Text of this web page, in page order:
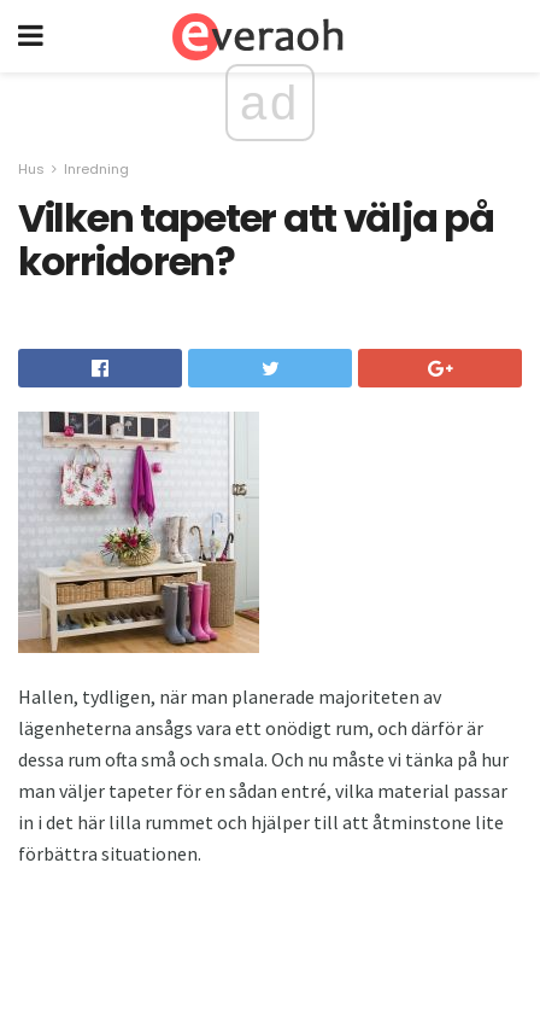
ad
Hus Inredning
Vilken tapeter att välja på
korridoren?
Hallen, tydligen, när man planerade majoriteten av
lägenheterna ansågs vara ett onödigt rum, och därför är
dessa rum ofta små och smala. Och nu måste vi tänka på hur
man väljer tapeter för en sådan entré, vilka material passar
in i det här lilla rummet och hjälper till att åtminstone lite
förbättra situationen.